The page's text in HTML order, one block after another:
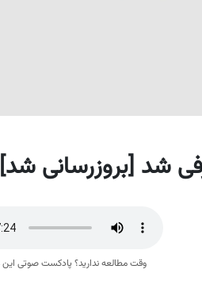
وقت مطالعه ندارید؟ پادکست صوتی این